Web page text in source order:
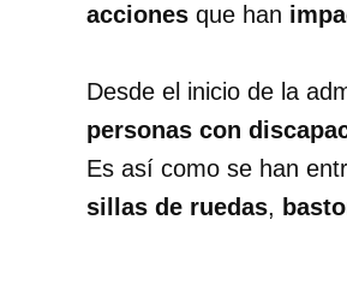
acciones que han
Desde el inicio de la
personas con
Es así como se han
sillas de ruedas,